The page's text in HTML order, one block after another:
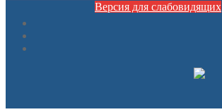
Версия для слабовидящих